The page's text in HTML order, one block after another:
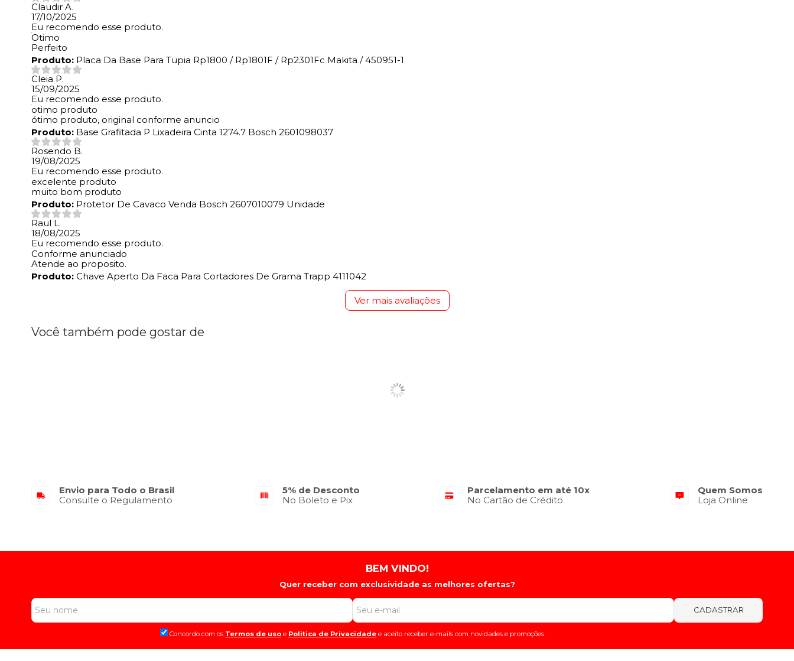
Claudir A.
17/10/2025
Eu recomendo esse produto.
Otimo
Perfeito
Produto: Placa Da Base Para Tupia Rp1800 / Rp1801F / Rp2301Fc Makita / 450951-1
Cleia P.
15/09/2025
Eu recomendo esse produto.
otimo produto
ótimo produto, original conforme anuncio
Produto: Base Grafitada P Lixadeira Cinta 1274.7 Bosch 2601098037
Rosendo B.
19/08/2025
Eu recomendo esse produto.
excelente produto
muito bom produto
Produto: Protetor De Cavaco Venda Bosch 2607010079 Unidade
Raul L.
18/08/2025
Eu recomendo esse produto.
Conforme anunciado
Atende ao proposito.
Produto: Chave Aperto Da Faca Para Cortadores De Grama Trapp 4111042
Ver mais avaliações
Você também pode gostar de
Envio para Todo o Brasil
Consulte o Regulamento
5% de Desconto
No Boleto e Pix
Parcelamento em até 10x
No Cartão de Crédito
Quem Somos
Loja Online
BEM VINDO!
Quer receber com exclusividade as melhores ofertas?
Concordo com os Termos de uso e Politica de Privacidade e aceito receber e-mails com novidades e promoções.
CADASTRAR